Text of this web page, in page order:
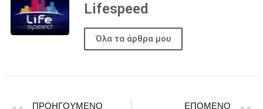
Lifespeed
Όλα τα άρθρα μου
ΠΡΟΗΓΟΎΜΕΝΟ
ΕΠΌΜΕΝΟ